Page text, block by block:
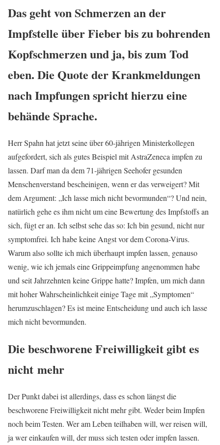
Das geht von Schmerzen an der
Impfstelle über Fieber bis zu bohrenden
Kopfschmerzen und ja, bis zum Tod
eben. Die Quote der Krankmeldungen
nach Impfungen spricht hierzu eine
behände Sprache.
Herr Spahn hat jetzt seine über 60-jährigen Ministerkollegen
aufgefordert, sich als gutes Beispiel mit AstraZeneca impfen zu
lassen. Darf man da dem 71-jährigen Seehofer gesunden
Menschenverstand bescheinigen, wenn er das verweigert? Mit
dem Argument: „Ich lasse mich nicht bevormunden“? Und nein,
natürlich gehe es ihm nicht um eine Bewertung des Impfstoffs an
sich, fügt er an. Ich selbst sehe das so: Ich bin gesund, nicht nur
symptomfrei. Ich habe keine Angst vor dem Corona-Virus.
Warum also sollte ich mich überhaupt impfen lassen, genauso
wenig, wie ich jemals eine Grippeimpfung angenommen habe
und seit Jahrzehnten keine Grippe hatte? Impfen, um mich dann
mit hoher Wahrscheinlichkeit einige Tage mit „Symptomen“
herumzuschlagen? Es ist meine Entscheidung und auch ich lasse
mich nicht bevormunden.
Die beschworene Freiwilligkeit gibt es
nicht mehr
Der Punkt dabei ist allerdings, dass es schon längst die
beschworene Freiwilligkeit nicht mehr gibt. Weder beim Impfen
noch beim Testen. Wer am Leben teilhaben will, wer reisen will,
ja wer einkaufen will, der muss sich testen oder impfen lassen.